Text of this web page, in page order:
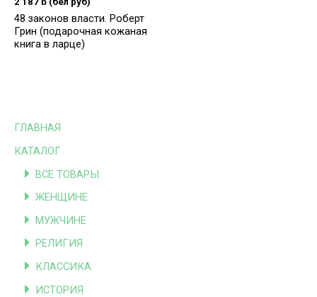
ГЛАВНАЯ
КАТАЛОГ
ВСЕ ТОВАРЫ
ЖЕНЩИНЕ
МУЖЧИНЕ
РЕЛИГИЯ
КЛАССИКА
ИСТОРИЯ
48 законов власти. Роберт
Грин (подарочная кожаная
книга в ларце)